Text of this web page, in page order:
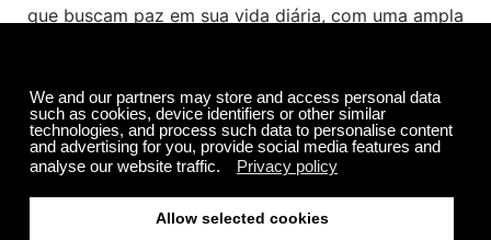
que buscam paz em sua vida diária, com uma ampla
Saiba mais